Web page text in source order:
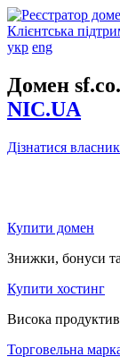
Клієнтська
укр eng
Домен
NIC.UA
Дізнатися
Купити домен
Знижки, бонуси
Купити хостинг
Висока
Торговельна